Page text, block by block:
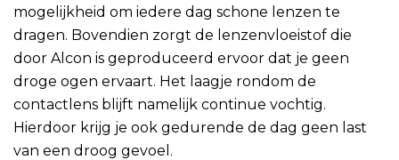
mogelijkheid om iedere dag schone lenzen te
dragen. Bovendien zorgt de lenzenvloeistof die
door Alcon is geproduceerd ervoor dat je geen
droge ogen ervaart. Het laagje rondom de
contactlens blijft namelijk continue vochtig.
Hierdoor krijg je ook gedurende de dag geen last
van een droog gevoel.